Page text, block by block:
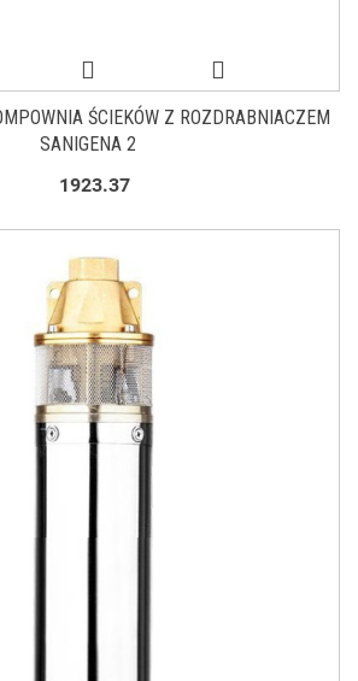
ŚCIEKÓW Z ROZDRABNIACZEM
SANIGENA 2
1923.37